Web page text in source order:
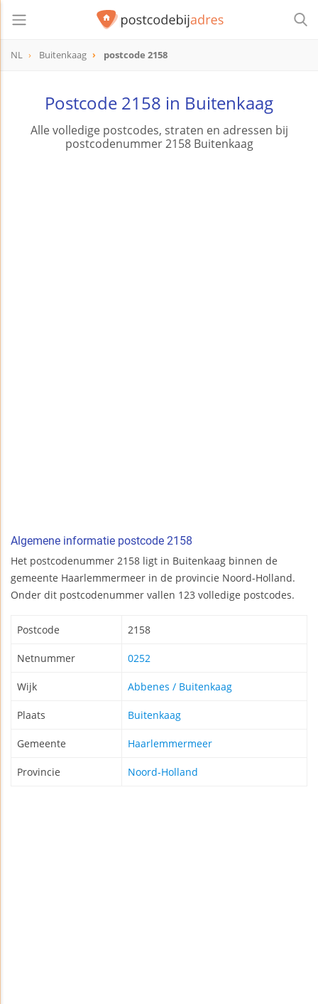
NL Buitenkaag postcode 2158
Postcode 2158 in Buitenkaag
Alle volledige postcodes, straten en adressen bij
postcodenummer 2158 Buitenkaag
Algemene informatie postcode 2158
Het postcodenummer 2158 ligt in Buitenkaag binnen de
gemeente Haarlemmermeer in de provincie Noord-Holland.
Onder dit postcodenummer vallen 123 volledige postcodes.
Postcode 2158
Netnummer 0252
Wijk Abbenes / Buitenkaag
Plaats Buitenkaag
Gemeente Haarlemmermeer
Provincie Noord-Holland